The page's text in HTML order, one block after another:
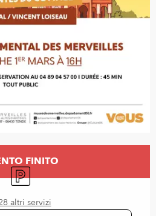
FINITO
Parcheggio
altri servizi